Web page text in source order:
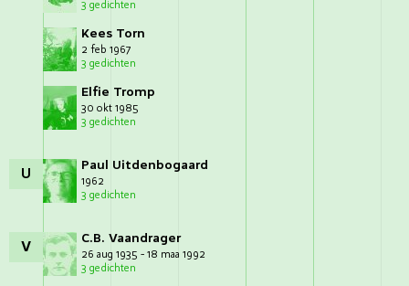
3 gedichten
Kees Torn
2 feb 1967
3 gedichten
Elfie Tromp
30 okt 1985
3 gedichten
U Paul Uitdenbogaard
1962
3 gedichten
V C.B. Vaandrager
26 aug 1935 - 18 maa 1992
3 gedichten